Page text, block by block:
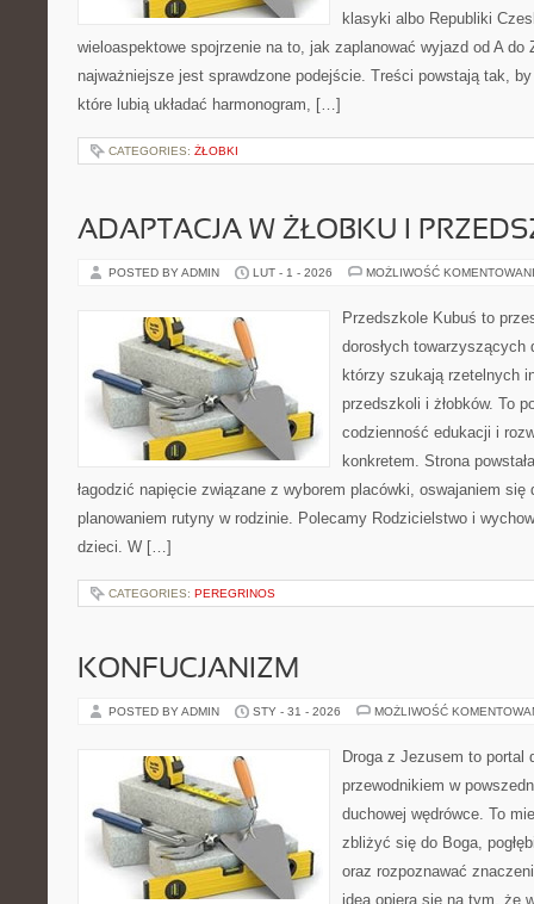
klasyki albo Republiki
wieloaspektowe spojrzenie na to, jak zaplanować wyjazd od A do
najważniejsze jest sprawdzone podejście. Treści powstają tak,
które lubią układać harmonogram, […]
CATEGORIES: ŻŁOBKI
ADAPTACJA W ŻŁOBKU I
POSTED BY ADMIN LUT - 1 - 2026 MOŻLIWOŚĆ
Przedszkole Kubuś to
dorosłych
którzy szukają rzetelnych
przedszkoli i żłobków. To
codzienność edukacji i
konkretem. Strona
łagodzić napięcie związane z wyborem placówki, oswajaniem
planowaniem rutyny w rodzinie. Polecamy Rodzicielstwo i
dzieci. W […]
CATEGORIES: PEREGRINOS
KONFUCJANIZM
POSTED BY ADMIN STY - 31 - 2026 MOŻLIWOŚĆ
Droga z Jezusem to portal
przewodnikiem w
duchowej wędrówce. To
zbliżyć się do Boga,
oraz rozpoznawać
idea opiera się na tym, że